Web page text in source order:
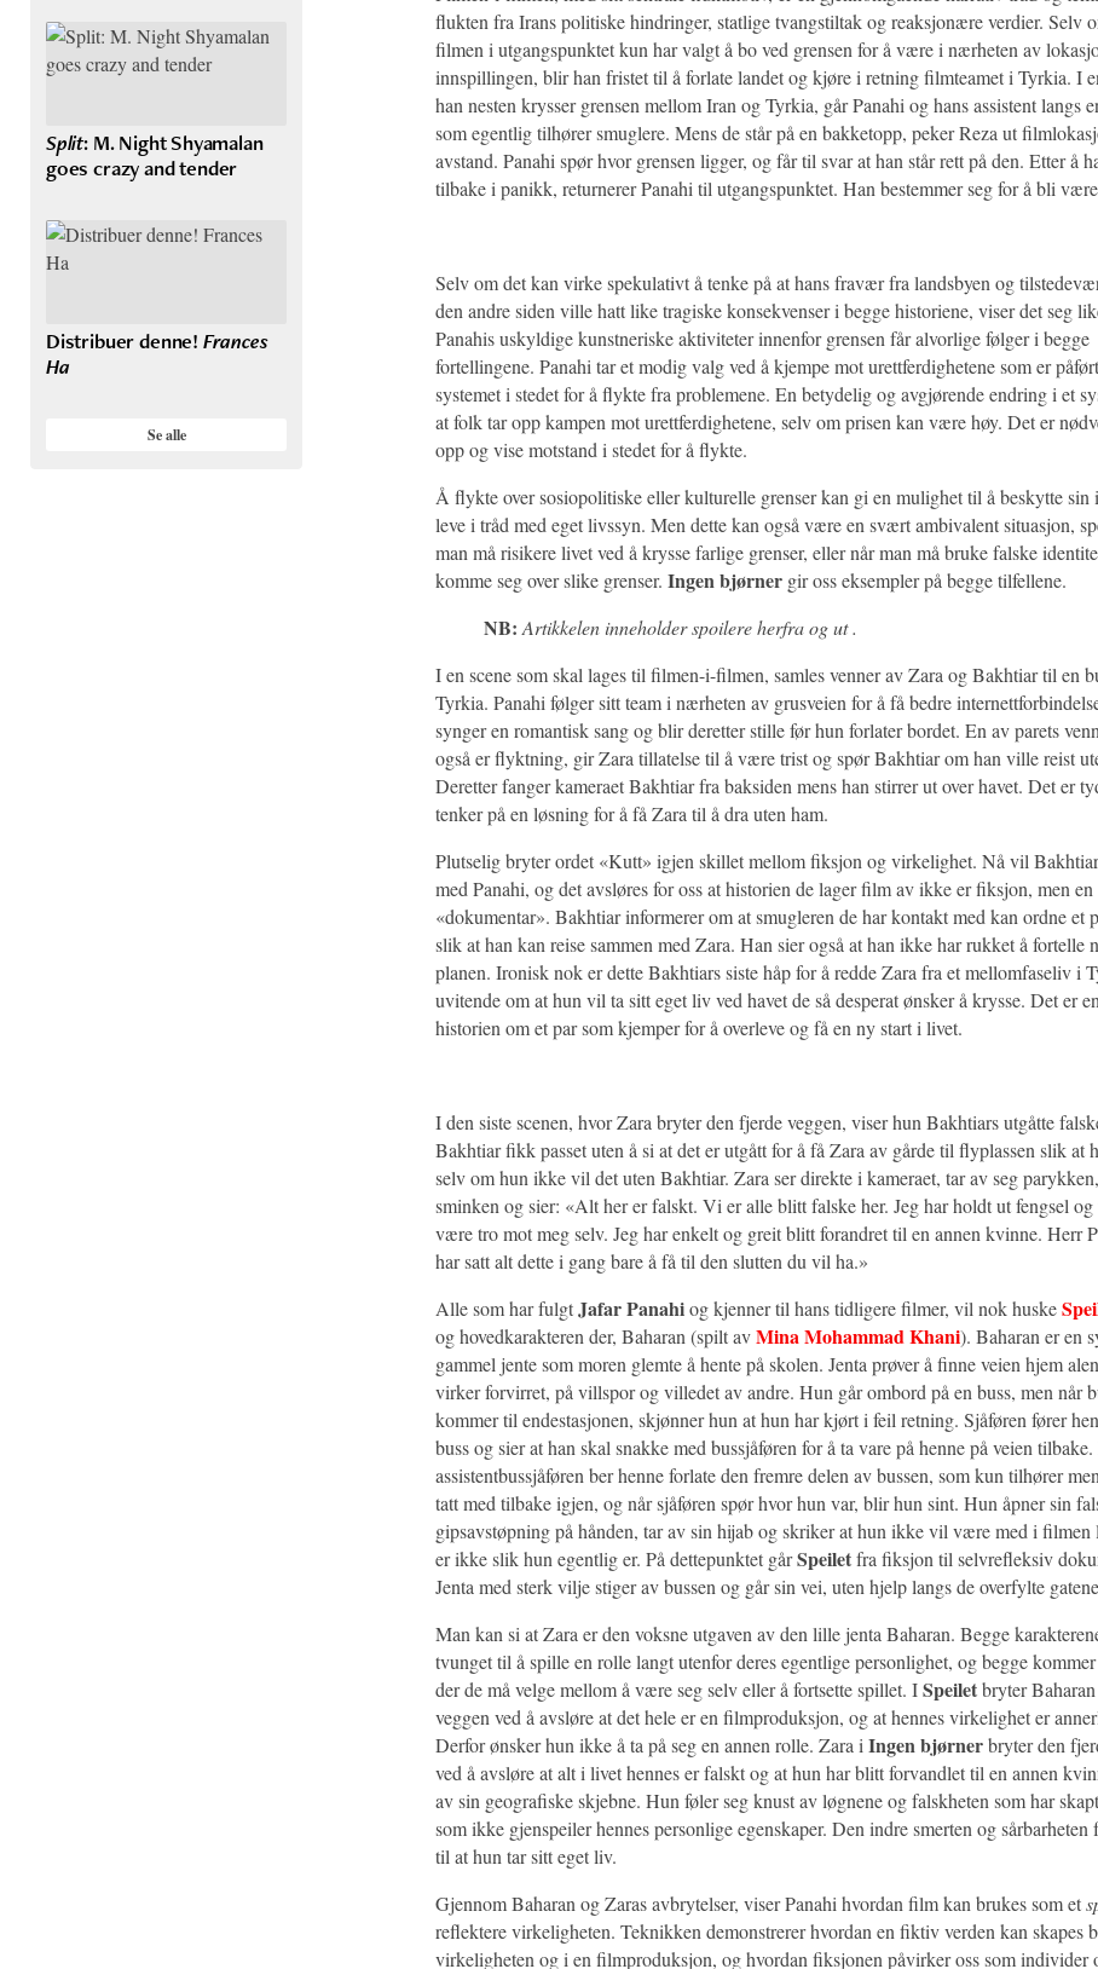
flukten fra Irans politiske hindringer, statlige tvangstiltak og reaksjonære verdier. Selv
filmen i utgangspunktet kun har valgt å bo ved grensen for å være i nærheten av
innspillingen, blir han fristet til å forlate landet og kjøre i retning filmteamet i Tyrkia. I
han nesten krysser grensen mellom Iran og Tyrkia, går Panahi og hans assistent langs
som egentlig tilhører smuglere. Mens de står på en bakketopp, peker Reza ut
avstand. Panahi spør hvor grensen ligger, og får til svar at han står rett på den. Etter å
tilbake i panikk, returnerer Panahi til utgangspunktet. Han bestemmer seg for å bli
Selv om det kan virke spekulativt å tenke på at hans fravær fra landsbyen og
den andre siden ville hatt like tragiske konsekvenser i begge historiene, viser det seg
Panahis uskyldige kunstneriske aktiviteter innenfor grensen får alvorlige følger i begge
fortellingene. Panahi tar et modig valg ved å kjempe mot urettferdighetene som er
systemet i stedet for å flykte fra problemene. En betydelig og avgjørende endring i et
at folk tar opp kampen mot urettferdighetene, selv om prisen kan være høy. Det er
opp og vise motstand i stedet for å flykte.
Å flykte over sosiopolitiske eller kulturelle grenser kan gi en mulighet til å beskytte sin
leve i tråd med eget livssyn. Men dette kan også være en svært ambivalent situasjon,
man må risikere livet ved å krysse farlige grenser, eller når man må bruke falske
komme seg over slike grenser. Ingen bjørner gir oss eksempler på begge tilfellene.
NB: Artikkelen inneholder spoilere herfra og ut .
I en scene som skal lages til filmen-i-filmen, samles venner av Zara og Bakhtiar til en
Tyrkia. Panahi følger sitt team i nærheten av grusveien for å få bedre
synger en romantisk sang og blir deretter stille før hun forlater bordet. En av parets
også er flyktning, gir Zara tillatelse til å være trist og spør Bakhtiar om han ville reist
Deretter fanger kameraet Bakhtiar fra baksiden mens han stirrer ut over havet. Det er
tenker på en løsning for å få Zara til å dra uten ham.
Plutselig bryter ordet «Kutt» igjen skillet mellom fiksjon og virkelighet. Nå vil
med Panahi, og det avsløres for oss at historien de lager film av ikke er fiksjon, men en
«dokumentar». Bakhtiar informerer om at smugleren de har kontakt med kan ordne et
slik at han kan reise sammen med Zara. Han sier også at han ikke har rukket å fortelle
planen. Ironisk nok er dette Bakhtiars siste håp for å redde Zara fra et mellomfaseliv i
uvitende om at hun vil ta sitt eget liv ved havet de så desperat ønsker å krysse. Det er
historien om et par som kjemper for å overleve og få en ny start i livet.
I den siste scenen, hvor Zara bryter den fjerde veggen, viser hun Bakhtiars utgåtte
Bakhtiar fikk passet uten å si at det er utgått for å få Zara av gårde til flyplassen slik at
selv om hun ikke vil det uten Bakhtiar. Zara ser direkte i kameraet, tar av seg
sminken og sier: «Alt her er falskt. Vi er alle blitt falske her. Jeg har holdt ut fengsel
være tro mot meg selv. Jeg har enkelt og greit blitt forandret til en annen kvinne. Herr
har satt alt dette i gang bare å få til den slutten du vil ha.»
Alle som har fulgtJafar Panahiog kjenner til hans tidligere filmer, vil nok huske
og hovedkarakteren der, Baharan (spilt avMina Mohammad Khani). Baharan er en
gammel jente som moren glemte å hente på skolen. Jenta prøver å finne veien hjem
virker forvirret, på villspor og villedet av andre. Hun går ombord på en buss, men når
kommer til endestasjonen, skjønner hun at hun har kjørt i feil retning. Sjåføren fører
buss og sier at han skal snakke med bussjåføren for å ta vare på henne på veien
assistentbussjåføren ber henne forlate den fremre delen av bussen, som kun tilhører
tatt med tilbake igjen, og når sjåføren spør hvor hun var, blir hun sint. Hun åpner sin
gipsavstøpning på hånden, tar av sin hijab og skriker at hun ikke vil være med i filmen
er ikke slik hun egentlig er. På dettepunktet gårSpeiletfra fiksjon til selvrefleksiv
Jenta med sterk vilje stiger av bussen og går sin vei, uten hjelp langs de overfylte
Man kan si at Zara er den voksne utgaven av den lille jenta Baharan. Begge
tvunget til å spille en rolle langt utenfor deres egentlige personlighet, og begge
der de må velge mellom å være seg selv eller å fortsette spillet. ISpeiletbryter
veggen ved å avsløre at det hele er en filmproduksjon, og at hennes virkelighet er
Derfor ønsker hun ikke å ta på seg en annen rolle. Zara i Ingen bjørnerbryter den
ved å avsløre at alt i livet hennes er falskt og at hun har blitt forvandlet til en annen
av sin geografiske skjebne. Hun føler seg knust av løgnene og falskheten som har
som ikke gjenspeiler hennes personlige egenskaper. Den indre smerten og sårbarheten
til at hun tar sitt eget liv.
Gjennom Baharan og Zaras avbrytelser, viser Panahi hvordan film kan brukes som et
reflektere virkeligheten. Teknikken demonstrerer hvordan en fiktiv verden kan skapes
virkeligheten og i en filmproduksjon, og hvordan fiksjonen påvirker oss som individer
Split: M. Night Shyamalan
goes crazy and tender
Distribuer denne! Frances
Ha
Se alle